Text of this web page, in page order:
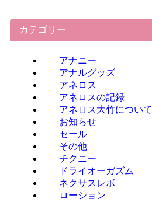
カテゴリー
アナニー
アナルグッズ
アネロス
アネロスの記録
アネロス大竹について
お知らせ
セール
その他
チクニー
ドライオーガズム
ネクサスレボ
ローション